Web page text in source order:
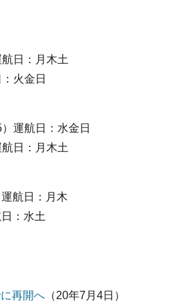
日：月木土
火金日
運航日：水金日
日：月木土
航日：月木
：水土
再開へ （20年7月4日）